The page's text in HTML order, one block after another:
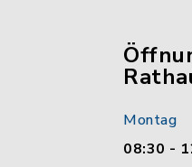
Montag
08:30 -